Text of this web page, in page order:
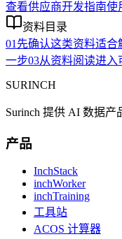
查看供应商开发指南使
资料目录
01先确认这类资料适合
一步03从资料阅读进入
SURINCH
Surinch 提供 AI 数据产
产品
InchStack
inchWorker
inchTraining
工具站
ACOS 计算器